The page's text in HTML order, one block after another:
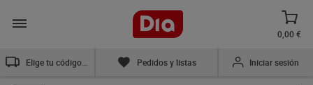
0,00 €
Pedidos y listas Iniciar sesión